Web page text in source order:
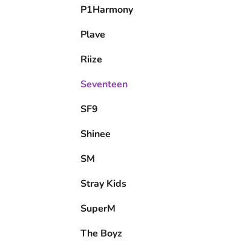
P1Harmony
Plave
Riize
Seventeen
SF9
Shinee
SM
Stray Kids
SuperM
The Boyz